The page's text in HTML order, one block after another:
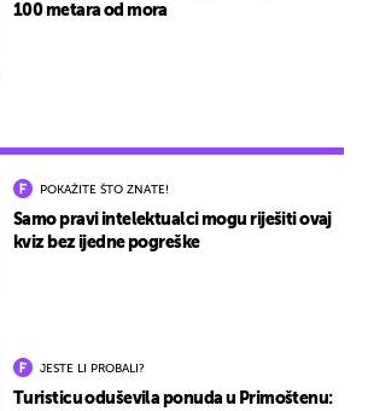
POKAŽITE ŠTO ZNATE!
Samo pravi intelektualci mogu riješiti ovaj
kviz bez ijedne pogreške
JESTE LI PROBALI?
Turisticu oduševila ponuda u Primoštenu:
100 metara od mora